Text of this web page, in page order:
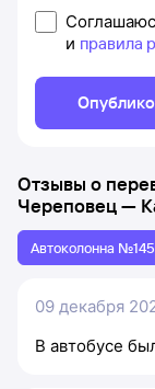
и правила
Отзывы о
Череповец—
Автоколонна
09 декабря
В автобусе